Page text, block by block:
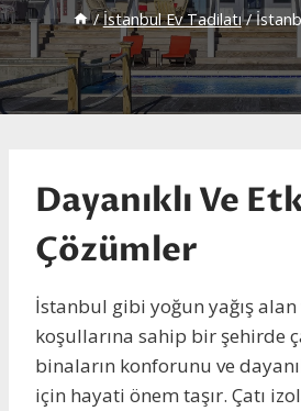
/ İstanbul Ev Tadilatı /
Dayanıklı Ve
Çözümler
İstanbul gibi yoğun yağış
koşullarına sahip bir şehirde
binaların konforunu ve
için hayati önem taşır. Çatı